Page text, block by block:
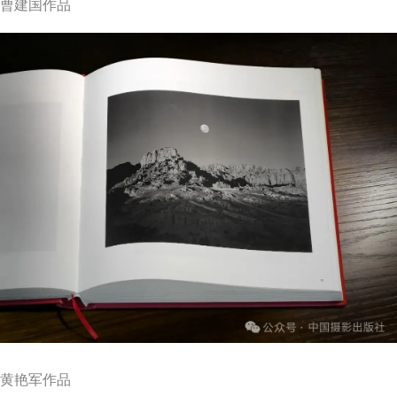
曹建国作品
黄艳军作品